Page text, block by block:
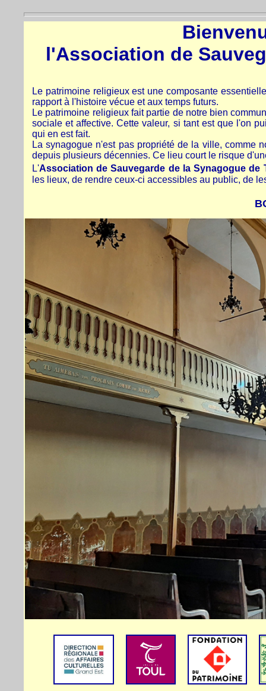
l'Association de
Le patrimoine religieux est une composante
rapport à l'histoire vécue et aux temps futurs.
Le patrimoine religieux fait partie de notre bien
sociale et affective. Cette valeur, si tant est que l'on
qui en est fait.
La synagogue n'est pas propriété de la ville, comme
depuis plusieurs décennies. Ce lieu court le risque
L'Association de Sauvegarde de la Synagogue de
les lieux, de rendre ceux-ci accessibles au public, de